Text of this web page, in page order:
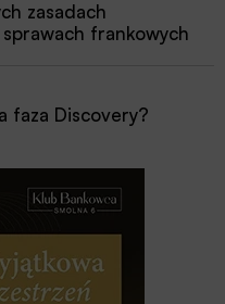
zasadach
frankowych
faza Discovery?